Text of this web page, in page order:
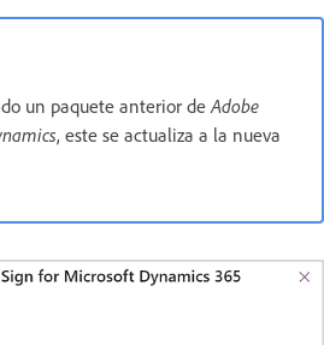
un paquete anterior deAdobe
, este se actualiza a la nueva